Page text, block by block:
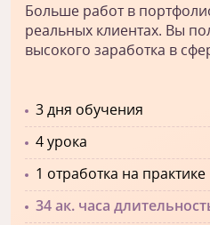
Больше работ в
реальных клиентах. Вы
высокого заработка в
3 дня обучения
4 урока
1 отработка на практике
34 ак. часа